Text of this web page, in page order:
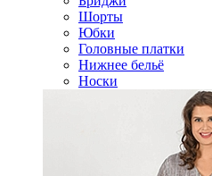
Шорты
Юбки
Головные платки
Нижнее бельё
Носки